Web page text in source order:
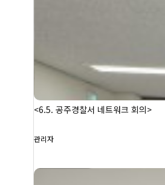
<6.5. 공주경찰서 네트워크 회의>
관리자